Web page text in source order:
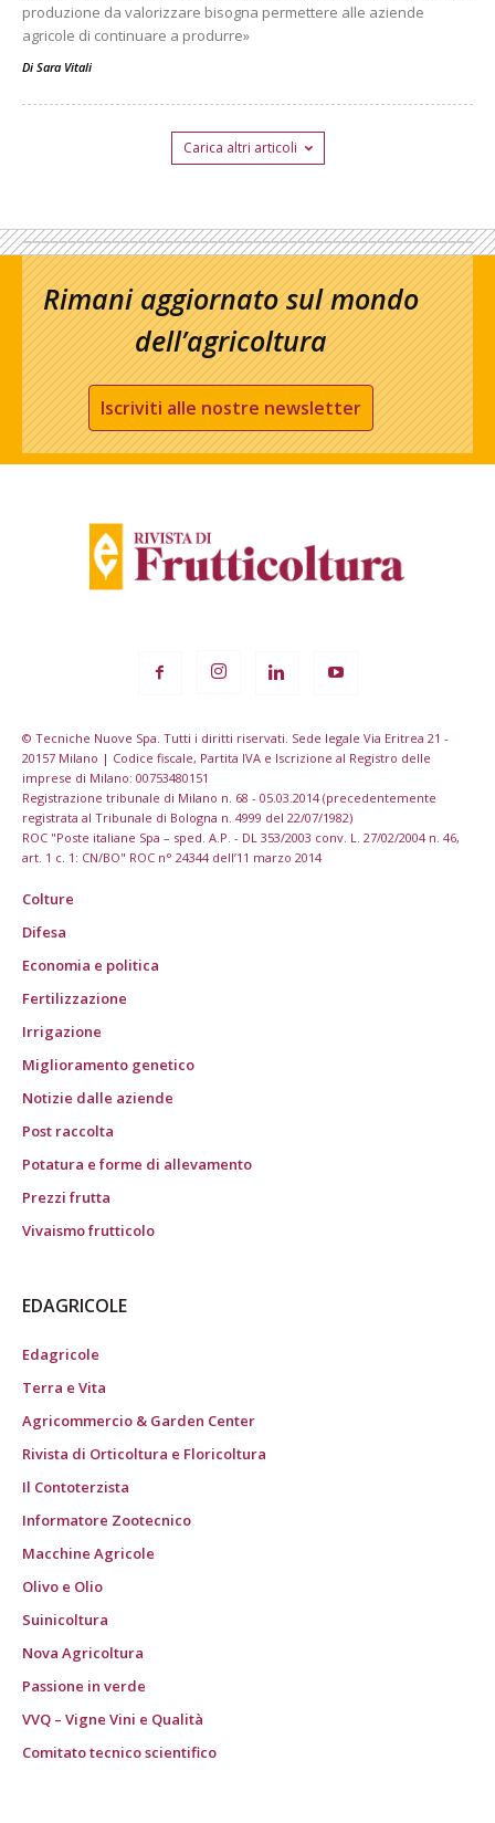
produzione da valorizzare bisogna permettere alle aziende
agricole di continuare a produrre»
Di Sara Vitali
Carica altri articoli
Rimani aggiornato sul mondo
dell’agricoltura
Iscriviti alle nostre newsletter
© Tecniche Nuove Spa. Tutti i diritti riservati. Sede legale Via Eritrea 21 -
20157 Milano | Codice fiscale, Partita IVA e Iscrizione al Registro delle
imprese di Milano: 00753480151
Registrazione tribunale di Milano n. 68 - 05.03.2014 (precedentemente
registrata al Tribunale di Bologna n. 4999 del 22/07/1982)
ROC "Poste italiane Spa – sped. A.P. - DL 353/2003 conv. L. 27/02/2004 n. 46,
art. 1 c. 1: CN/BO" ROC n° 24344 dell’11 marzo 2014
Colture
Difesa
Economia e politica
Fertilizzazione
Irrigazione
Miglioramento genetico
Notizie dalle aziende
Post raccolta
Potatura e forme di allevamento
Prezzi frutta
Vivaismo frutticolo
EDAGRICOLE
Edagricole
Terra e Vita
Agricommercio & Garden Center
Rivista di Orticoltura e Floricoltura
Il Contoterzista
Informatore Zootecnico
Macchine Agricole
Olivo e Olio
Suinicoltura
Nova Agricoltura
Passione in verde
VVQ – Vigne Vini e Qualità
Comitato tecnico scientifico